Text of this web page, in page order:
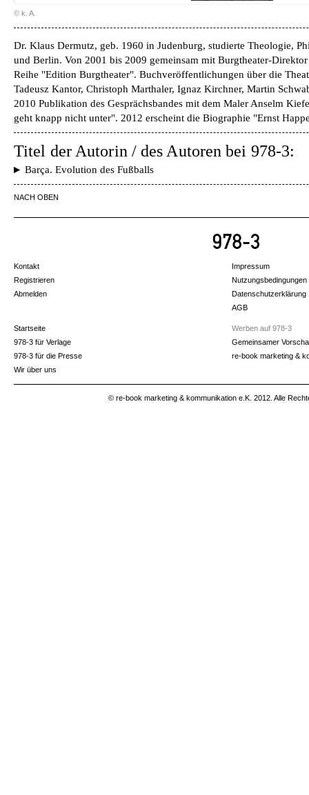
© k. A.
Dr. Klaus Dermutz, geb. 1960 in Judenburg, studierte Theologie,
und Berlin. Von 2001 bis 2009 gemeinsam mit Burgtheater-
Reihe "Edition Burgtheater". Buchveröffentlichungen über die
Tadeusz Kantor, Christoph Marthaler, Ignaz Kirchner, Martin
2010 Publikation des Gesprächsbandes mit dem Maler Anselm
geht knapp nicht unter". 2012 erscheint die Biographie "Ernst
Titel der Autorin / des Autoren bei 978-3:
Barça. Evolution des Fußballs
NACH OBEN
Kontakt
Registrieren
Abmelden
Impressum
Nutzungsbedingungen
Datenschutzerklärung
AGB
Startseite
978-3 für Verlage
978-3 für die Presse
Wir über uns
Werben auf 978-3
Gemeinsamer
re-book marketing &
© re-book marketing & kommunikation e.K. 2012. Alle